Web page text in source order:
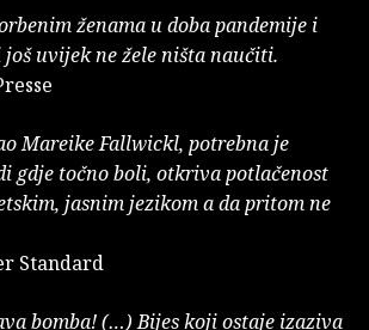
ženama u doba pandemije i
uvijek ne žele ništa naučiti.
Mareike Fallwickl, potrebna je
gdje točno boli, otkriva potlačenost
jasnim jezikom a da pritom ne
Standard
bomba! (…) Bijes koji ostaje izaziva